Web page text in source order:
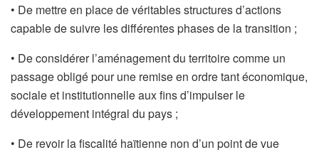
• De mettre en place de véritables structures d’actions
capable de suivre les différentes phases de la transition ;
• De considérer l’aménagement du territoire comme un
passage obligé pour une remise en ordre tant économique,
sociale et institutionnelle aux fins d’impulser le
développement intégral du pays ;
• De revoir la fiscalité haïtienne non d’un point de vue